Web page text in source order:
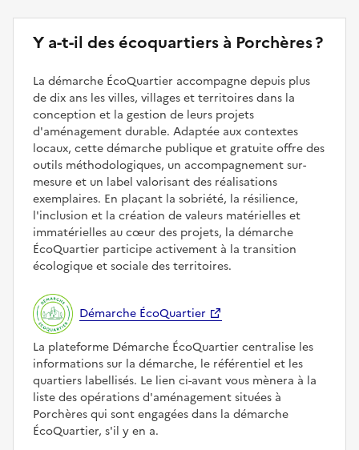
Y a-t-il des écoquartiers à Porchères ?
La démarche ÉcoQuartier accompagne depuis plus
de dix ans les villes, villages et territoires dans la
conception et la gestion de leurs projets
d'aménagement durable. Adaptée aux contextes
locaux, cette démarche publique et gratuite offre des
outils méthodologiques, un accompagnement sur-
mesure et un label valorisant des réalisations
exemplaires. En plaçant la sobriété, la résilience,
l'inclusion et la création de valeurs matérielles et
immatérielles au cœur des projets, la démarche
ÉcoQuartier participe activement à la transition
écologique et sociale des territoires.
Démarche ÉcoQuartier
La plateforme Démarche ÉcoQuartier centralise les
informations sur la démarche, le référentiel et les
quartiers labellisés. Le lien ci-avant vous mènera à la
liste des opérations d'aménagement situées à
Porchères qui sont engagées dans la démarche
ÉcoQuartier, s'il y en a.